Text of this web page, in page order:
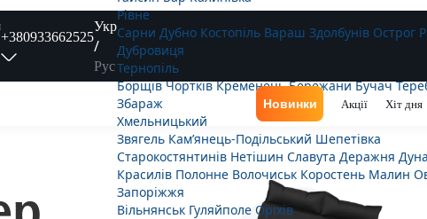
+380933662525
Укр
/
Рус
Рівне
Сарни Дубно Костопіль Вараш Здолбунів Острог
Дубровиця
Тернопіль
Борщів Чортків Кременець Бережани Бучач
Збараж
Хмельницький
Звягель Кам’янець-Подільський Шепетівка
Старокостянтинів Нетішин Славута Деражня
Красилів Полонне Волочиськ Коростень Малин
Запоріжжя
Вільнянськ Гуляйполе Оріхів
Новинки Акції Хіт дня